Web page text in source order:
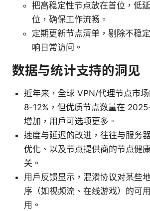
把高稳定性节点放在首位，低
位，确保工作流畅。
定期更新节点清单，剔除不稳
响日常访问。
数据与统计支持的洞见
近年来，全球 VPN/代理节点市
8-12%，但优质节点数量在
增加，用户可选项更多。
速度与延迟的改进，往往与服务
优化、以及节点提供商的节点健
关。
用户反馈显示，混淆协议对某些
序（如视频流、在线游戏）的可
用。